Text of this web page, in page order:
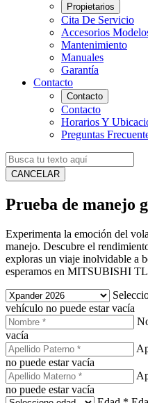
Propietarios
Cita De Servicio
Accesorios
Mantenimiento
Manuales
Garantía
Contacto
Contacto
Contacto
Horarios Y
Preguntas
CANCELAR
Prueba de manejo
Experimenta la emoción del
manejo. Descubre el
exploras un viaje inolvidable a
esperamos en MITSUBISHI
vehículo no puede estar vacía
vacía
no puede estar vacía
no puede estar vacía